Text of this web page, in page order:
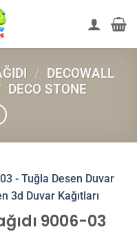
/ DECOWALL
DECO STONE
9006-03